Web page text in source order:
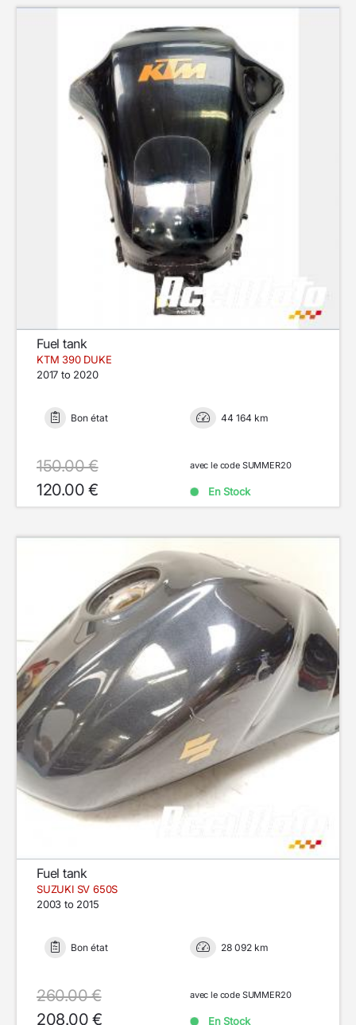
Fuel tank
KTM 390 DUKE
2017 to 2020
Bon état 44 164 km
150.00 €
120.00 €
avec le code SUMMER20
En Stock
Fuel tank
SUZUKI SV 650S
2003 to 2015
Bon état 28 092 km
260.00 €
208.00 €
avec le code SUMMER20
En Stock